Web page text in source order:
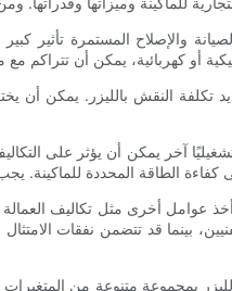
والإصلاح المستمرة تأثير
تكلفة النقش بالليزر. يمكن أن
بينما قد تتضمن نفقات